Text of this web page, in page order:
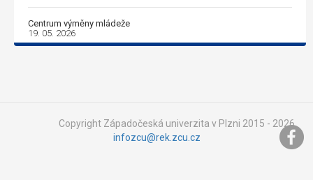
Centrum výměny mládeže
19. 05. 2026
Copyright Západočeská univerzita v Plzni 2015 - 2026,
infozcu@rek.zcu.cz